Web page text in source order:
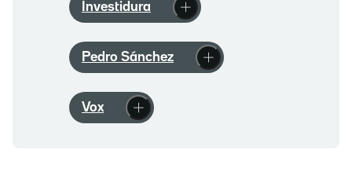
Investidura
Pedro Sánchez
Vox